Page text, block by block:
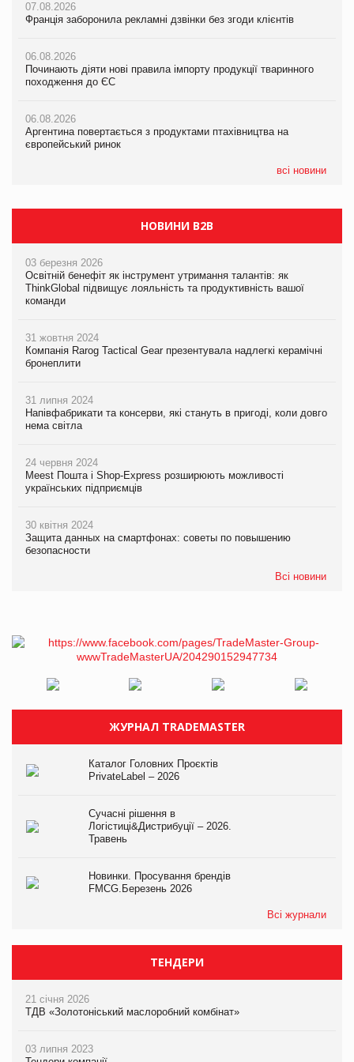
07.08.2026
Франція заборонила рекламні дзвінки без згоди клієнтів
06.08.2026
Починають діяти нові правила імпорту продукції тваринного
походження до ЄС
06.08.2026
Аргентина повертається з продуктами птахівництва на
європейський ринок
всі новини
07.08.2026
Франція заборонила рекламні дзвінки без згоди клієнтів
06.08.2026
Починають діяти нові правила імпорту продукції тваринного
походження до ЄС
06.08.2026
Аргентина повертається з продуктами птахівництва на
європейський ринок
07.08.2026
Франція заборонила рекламні дзвінки без згоди клієнтів
06.08.2026
Починають діяти нові правила імпорту продукції тваринного
походження до ЄС
06.08.2026
Аргентина повертається з продуктами птахівництва на
європейський ринок
НОВИНИ B2B
03 березня 2026
Освітній бенефіт як інструмент утримання талантів: як
ThinkGlobal підвищує лояльність та продуктивність вашої
команди
31 жовтня 2024
Компанія Rarog Tactical Gear презентувала надлегкі керамічні
бронеплити
31 липня 2024
Напівфабрикати та консерви, які стануть в пригоді, коли довго
нема світла
24 червня 2024
Meest Пошта і Shop-Express розширюють можливості
українських підприємців
30 квітня 2024
Защита данных на смартфонах: советы по повышению
безопасности
Всі новини
ЖУРНАЛ TRADEMASTER
Каталог Головних Проєктів
PrivateLabel – 2026
Сучасні рішення в
Логістиці&Дистрибуції – 2026.
Травень
Новинки. Просування брендів
FMCG.Березень 2026
Всі журнали
ТЕНДЕРИ
21 січня 2026
ТДВ «Золотоніський маслоробний комбінат»
03 липня 2023